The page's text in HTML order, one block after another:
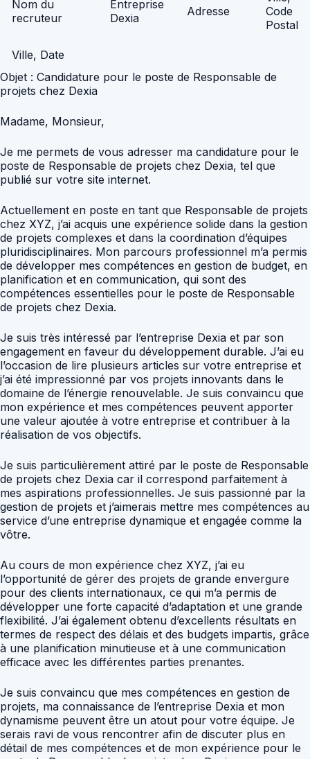
Nom du
recruteur
Entreprise
Dexia
Adresse
Code
Postal
Ville, Date
Objet : Candidature pour le poste de Responsable de
projets chez Dexia
Madame, Monsieur,
Je me permets de vous adresser ma candidature pour le
poste de Responsable de projets chez Dexia, tel que
publié sur votre site internet.
Actuellement en poste en tant que Responsable de projets
chez XYZ, j’ai acquis une expérience solide dans la gestion
de projets complexes et dans la coordination d’équipes
pluridisciplinaires. Mon parcours professionnel m’a permis
de développer mes compétences en gestion de budget, en
planification et en communication, qui sont des
compétences essentielles pour le poste de Responsable
de projets chez Dexia.
Je suis très intéressé par l’entreprise Dexia et par son
engagement en faveur du développement durable. J’ai eu
l’occasion de lire plusieurs articles sur votre entreprise et
j’ai été impressionné par vos projets innovants dans le
domaine de l’énergie renouvelable. Je suis convaincu que
mon expérience et mes compétences peuvent apporter
une valeur ajoutée à votre entreprise et contribuer à la
réalisation de vos objectifs.
Je suis particulièrement attiré par le poste de Responsable
de projets chez Dexia car il correspond parfaitement à
mes aspirations professionnelles. Je suis passionné par la
gestion de projets et j’aimerais mettre mes compétences au
service d’une entreprise dynamique et engagée comme la
vôtre.
Au cours de mon expérience chez XYZ, j’ai eu
l’opportunité de gérer des projets de grande envergure
pour des clients internationaux, ce qui m’a permis de
développer une forte capacité d’adaptation et une grande
flexibilité. J’ai également obtenu d’excellents résultats en
termes de respect des délais et des budgets impartis, grâce
à une planification minutieuse et à une communication
efficace avec les différentes parties prenantes.
Je suis convaincu que mes compétences en gestion de
projets, ma connaissance de l’entreprise Dexia et mon
dynamisme peuvent être un atout pour votre équipe. Je
serais ravi de vous rencontrer afin de discuter plus en
détail de mes compétences et de mon expérience pour le